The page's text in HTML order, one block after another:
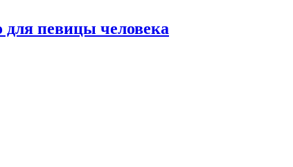
для певицы человека